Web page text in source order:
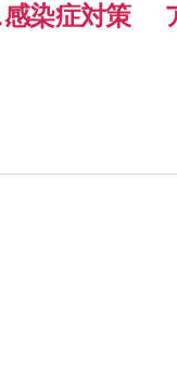
染症対策